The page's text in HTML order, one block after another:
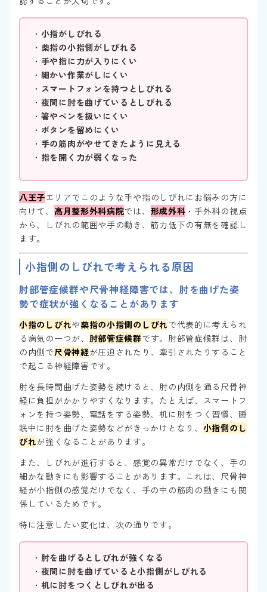
・ 小指がしびれる
・ 薬指の小指側がしびれる
・ 手や指に力が入りにくい
・ 細かい作業がしにくい
・ スマートフォンを持つとしびれる
・ 夜間に肘を曲げているとしびれる
・ 箸やペンを扱いにくい
・ ボタンを留めにくい
・ 手の筋肉がやせてきたように見える
・ 指を開く力が弱くなった
八王子エリアでこのような手や指のしびれにお悩みの方に
向けて、 高月整形外科病院では、 形成外科 ・手外科の視点
から、しびれの範囲や手の動き、筋力低下の有無を確認し
ます。
小指側のしびれで考えられる原因
肘部管症候群や尺骨神経障害では、肘を曲げた姿
勢で症状が強くなることがあります
小指のしびれや薬指の小指側のしびれで代表的に考えられ
る病気の一つが、 肘部管症候群です。肘部管症候群は、肘
の内側で尺骨神経が圧迫されたり、牽引されたりすること
で起こる神経障害です。
肘を長時間曲げた姿勢を続けると、肘の内側を通る尺骨神
経に負担がかかりやすくなります。たとえば、スマートフ
ォンを持つ姿勢、電話をする姿勢、机に肘をつく習慣、睡
眠中に肘を曲げた姿勢などがきっかけとなり、 小指側のし
びれが強くなることがあります。
また、しびれが進行すると、感覚の異常だけでなく、手の
細かな動きにも影響することがあります。これは、尺骨神
経が小指側の感覚だけでなく、手の中の筋肉の動きにも関
係しているためです。
特に注意したい変化は、次の通りです。
・ 肘を曲げるとしびれが強くなる
・ 夜間に肘を曲げていると小指側がしびれる
・ 机に肘をつくとしびれが出る